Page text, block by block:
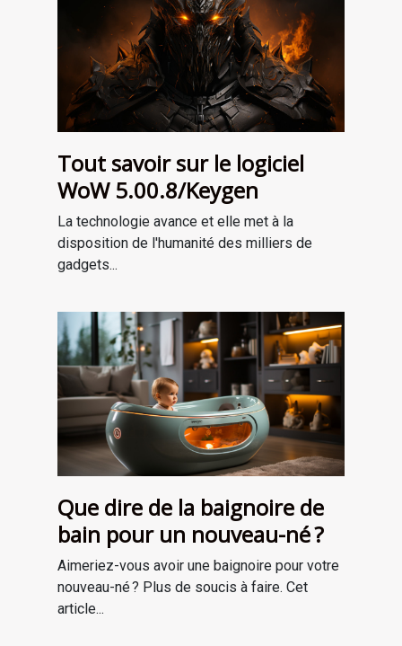
Tout savoir sur le logiciel
WoW 5.00.8/Keygen
La technologie avance et elle met à la
disposition de l'humanité des milliers de
gadgets...
Que dire de la baignoire de
bain pour un nouveau-né ?
Aimeriez-vous avoir une baignoire pour votre
nouveau-né ? Plus de soucis à faire. Cet
article...